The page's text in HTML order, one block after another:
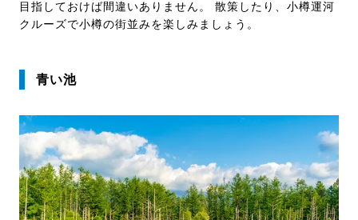
目指しておけば間違いありません。 散策したり、小樽運河
クルーズで小樽の街並みを楽しみましょう。
青い池